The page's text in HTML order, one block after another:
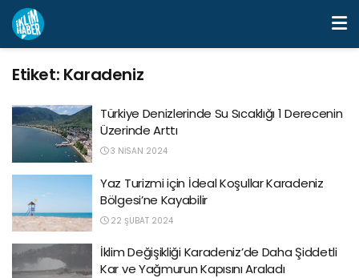
Etiket: Karadeniz
Türkiye Denizlerinde Su Sıcaklığı 1 Derecenin
Üzerinde Arttı
3 NISAN 2024
Yaz Turizmi için İdeal Koşullar Karadeniz
Bölgesi’ne Kayabilir
22 ŞUBAT 2024
İklim Değişikliği Karadeniz’de Daha Şiddetli
Kar ve Yağmurun Kapısını Araladı